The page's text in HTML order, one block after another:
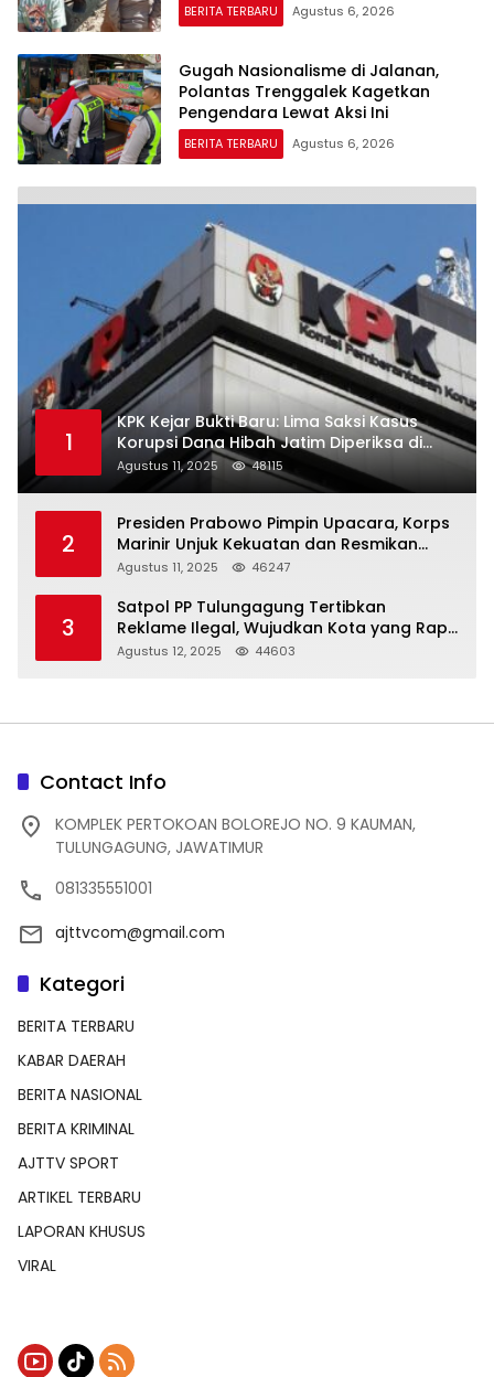
BERITA TERBARU Agustus 6, 2026
Gugah Nasionalisme di Jalanan,
Polantas Trenggalek Kagetkan
Pengendara Lewat Aksi Ini
BERITA TERBARU Agustus 6, 2026
1
KPK Kejar Bukti Baru: Lima Saksi Kasus
Korupsi Dana Hibah Jatim Diperiksa di
Trenggalek
Agustus 11, 2025 48115
2
Presiden Prabowo Pimpin Upacara, Korps
Marinir Unjuk Kekuatan dan Resmikan
Struktur Baru
Agustus 11, 2025 46247
3
Satpol PP Tulungagung Tertibkan
Reklame Ilegal, Wujudkan Kota yang Rapi
dan Indah
Agustus 12, 2025 44603
Contact Info
KOMPLEK PERTOKOAN BOLOREJO NO. 9 KAUMAN,
TULUNGAGUNG, JAWATIMUR
081335551001
ajttvcom@gmail.com
Kategori
BERITA TERBARU
KABAR DAERAH
BERITA NASIONAL
BERITA KRIMINAL
AJTTV SPORT
ARTIKEL TERBARU
LAPORAN KHUSUS
VIRAL